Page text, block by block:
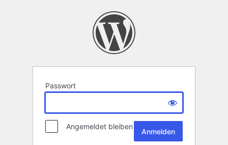
Passwort
Angemeldet bleiben